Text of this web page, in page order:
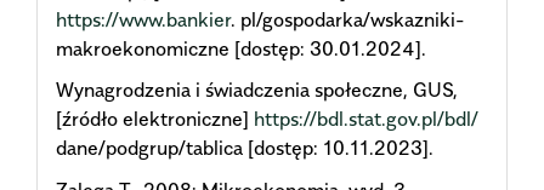
https://www.bankier. pl/gospodarka/wskazniki-
makroekonomiczne [dostęp: 30.01.2024].
Wynagrodzenia i świadczenia społeczne, GUS,
[źródło elektroniczne] https://bdl.stat.gov.pl/bdl/
dane/podgrup/tablica [dostęp: 10.11.2023].